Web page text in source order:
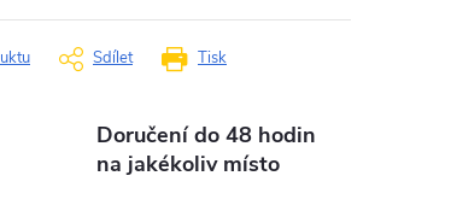
Tisk
Sdílet
Doručení do 48 hodin
na jakékoliv místo